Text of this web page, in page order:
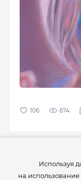
674
Используя
на